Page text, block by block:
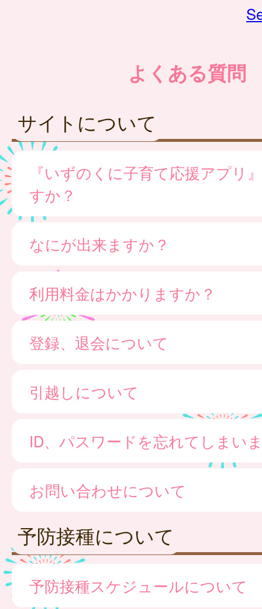
よくある質問
サイトについて
『いずのくに子育て応援アプリ
すか？
なにが出来ますか？
利用料金はかかりますか？
登録、退会について
引越しについて
ID、パスワードを忘れてしまい
お問い合わせについて
予防接種について
予防接種スケジュールについて